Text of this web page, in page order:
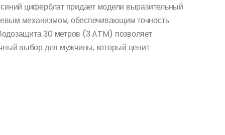
циферблат придает модели выразительный
механизмом, обеспечивающим точность
30 метров (3 ATM) позволяет
выбор для мужчины, который ценит